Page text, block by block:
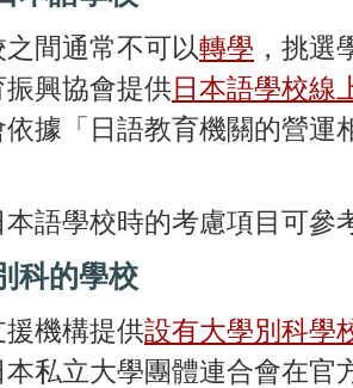
間通常不可以轉學 ，挑選
振興協會提供日本語學校線
據「日語教育機關的營運
語學校時的考慮項目可參
科的學校
援機構提供設有大學別科學
私立大學團體連合會在官